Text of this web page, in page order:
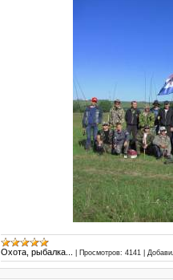
Охота, рыбалка... Просмотров: 4141